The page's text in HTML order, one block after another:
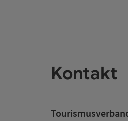
Kontakt